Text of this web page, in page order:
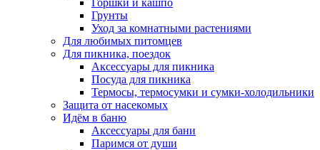
Горшки и кашпо
Грунты
Уход за комнатными растениями
Для любимых питомцев
Для пикника, поездок
Аксессуары для пикника
Посуда для пикника
Термосы, термосумки и сумки-холодильники
Защита от насекомых
Идём в баню
Аксессуары для бани
Паримся от души